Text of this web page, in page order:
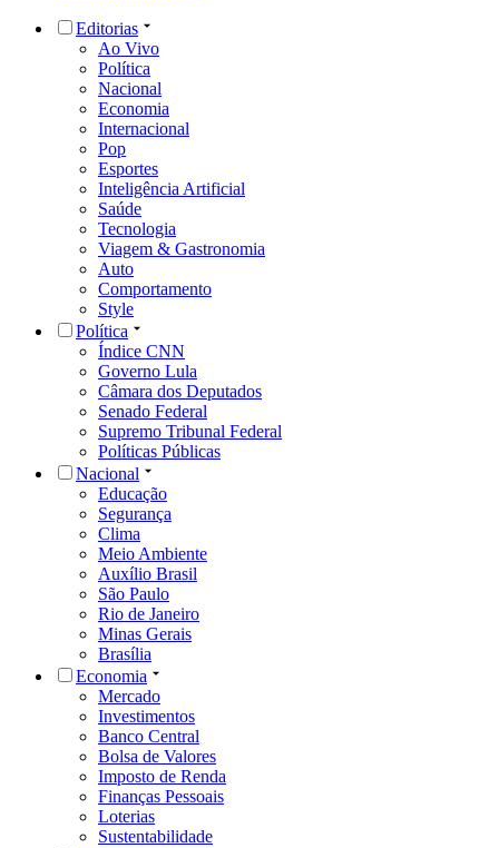
Editorias
Ao Vivo
Política
Nacional
Economia
Internacional
Pop
Esportes
Inteligência Artificial
Saúde
Tecnologia
Viagem & Gastronomia
Auto
Comportamento
Style
Política
Índice CNN
Governo Lula
Câmara dos Deputados
Senado Federal
Supremo Tribunal Federal
Políticas Públicas
Nacional
Educação
Segurança
Clima
Meio Ambiente
Auxílio Brasil
São Paulo
Rio de Janeiro
Minas Gerais
Brasília
Economia
Mercado
Investimentos
Banco Central
Bolsa de Valores
Imposto de Renda
Finanças Pessoais
Loterias
Sustentabilidade